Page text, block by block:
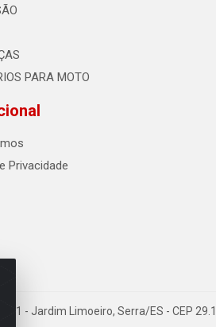
PARA MOTO
Privacidade
- Jardim Limoeiro, Serra/ES - CEP